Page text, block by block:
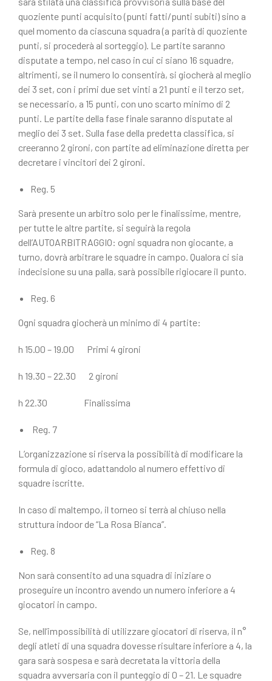
quoziente punti acquisito (punti fatti/punti subiti) sino a
quel momento da ciascuna squadra (a parità di quoziente
punti, si procederà al sorteggio). Le partite saranno
disputate a tempo, nel caso in cui ci siano 16 squadre,
altrimenti, se il numero lo consentirà, si giocherà al meglio
dei 3 set, con i primi due set vinti a 21 punti e il terzo set,
se necessario, a 15 punti, con uno scarto minimo di 2
punti. Le partite della fase finale saranno disputate al
meglio dei 3 set. Sulla fase della predetta classifica, si
creeranno 2 gironi, con partite ad eliminazione diretta per
decretare i vincitori dei 2 gironi.
Reg. 5
Sarà presente un arbitro solo per le finalissime, mentre,
per tutte le altre partite, si seguirà la regola
dell’AUTOARBITRAGGIO: ogni squadra non giocante, a
turno, dovrà arbitrare le squadre in campo. Qualora ci sia
indecisione su una palla, sarà possibile rigiocare il punto.
Reg. 6
Ogni squadra giocherà un minimo di 4 partite:
h 15.00 – 19.00 Primi 4 gironi
h 19.30 – 22.30 2 gironi
h 22.30 Finalissima
Reg. 7
L’organizzazione si riserva la possibilità di modificare la
formula di gioco, adattandolo al numero effettivo di
squadre iscritte.
In caso di maltempo, il torneo si terrà al chiuso nella
struttura indoor de “La Rosa Bianca”.
Reg. 8
Non sarà consentito ad una squadra di iniziare o
proseguire un incontro avendo un numero inferiore a 4
giocatori in campo.
Se, nell’impossibilità di utilizzare giocatori di riserva, il n°
degli atleti di una squadra dovesse risultare inferiore a 4, la
gara sarà sospesa e sarà decretata la vittoria della
squadra avversaria con il punteggio di 0 – 21. Le squadre